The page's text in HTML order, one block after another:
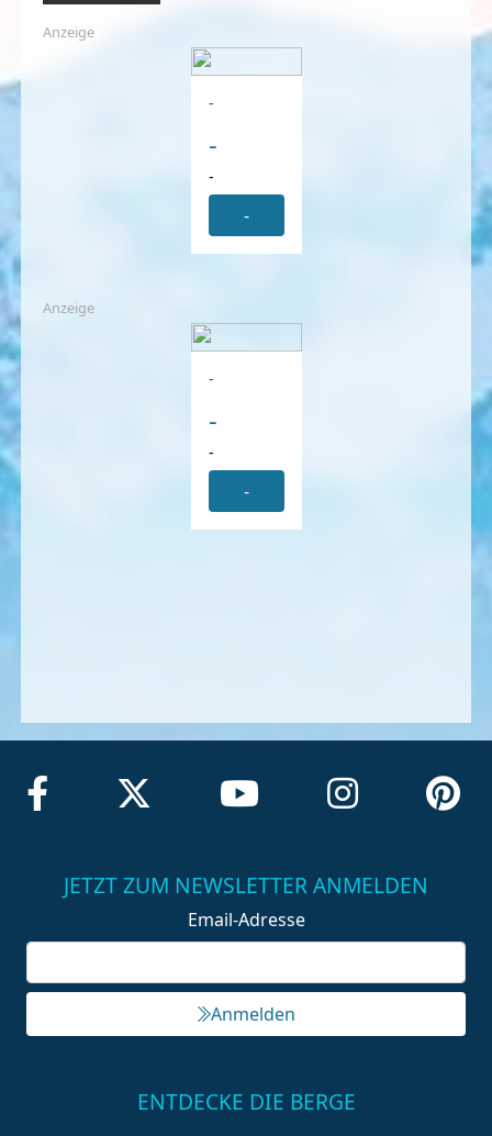
Anzeige
-
-
-
-
Anzeige
-
-
-
-
JETZT ZUM NEWSLETTER ANMELDEN
Email-Adresse
Anmelden
ENTDECKE DIE BERGE